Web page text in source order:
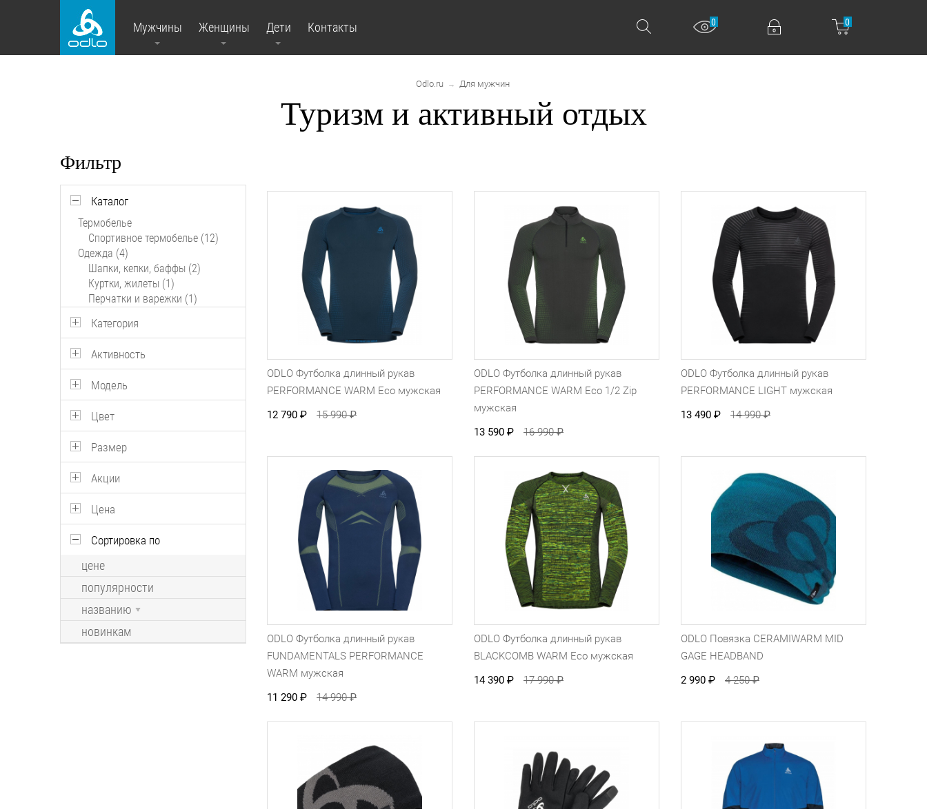
Мужчины Женщины Дети Контакты 0
0
Odlo.ru → Для мужчин
Туризм и активный отдых
Фильтр
Каталог
Термобелье
Спортивное термобелье (12)
Одежда (4)
Шапки, кепки, баффы (2)
Куртки, жилеты (1)
Перчатки и варежки (1)
Категория
Активность
Модель
Цвет
Размер
Акции
Цена
Сортировка по
цене
популярности
названию
новинкам
ODLO Футболка длинный рукав
PERFORMANCE WARM Eco мужская
12 790 ₽ 15 990₽
ODLO Футболка длинный рукав
PERFORMANCE WARM Eco 1/2 Zip
мужская
13 590 ₽ 16 990₽
ODLO Футболка длинный рукав
PERFORMANCE LIGHT мужская
13 490 ₽ 14 990₽
ODLO Футболка длинный рукав
FUNDAMENTALS PERFORMANCE
WARM мужская
11 290 ₽ 14 990₽
ODLO Футболка длинный рукав
BLACKCOMB WARM Eco мужская
14 390 ₽ 17 990₽
ODLO Повязка CERAMIWARM MID
GAGE HEADBAND
2 990 ₽ 4 250₽